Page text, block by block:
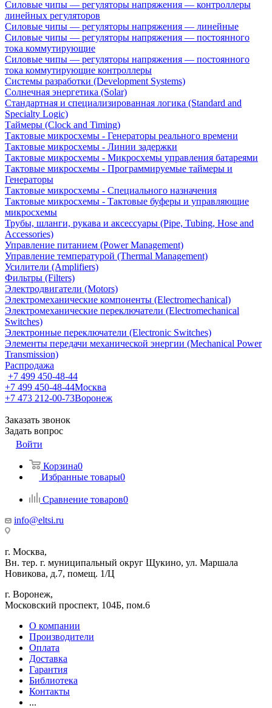
Силовые чипы — регуляторы напряжения — контроллеры
линейных регуляторов
Силовые чипы — регуляторы напряжения — линейные
Силовые чипы — регуляторы напряжения — постоянного
тока коммутирующие
Силовые чипы — регуляторы напряжения — постоянного
тока коммутирующие контроллеры
Системы разработки (Development Systems)
Солнечная энергетика (Solar)
Стандартная и специализированная логика (Standard and
Specialty Logic)
Таймеры (Clock and Timing)
Тактовые микросхемы - Генераторы реального времени
Тактовые микросхемы - Линии задержки
Тактовые микросхемы - Микросхемы управления батареями
Тактовые микросхемы - Программируемые таймеры и
Генераторы
Тактовые микросхемы - Специального назначения
Тактовые микросхемы - Тактовые буферы и управляющие
микросхемы
Трубы, шланги, рукава и аксессуары (Pipe, Tubing, Hose and
Accessories)
Управление питанием (Power Management)
Управление температурой (Thermal Management)
Усилители (Amplifiers)
Фильтры (Filters)
Электродвигатели (Motors)
Электромеханические компоненты (Electromechanical)
Электромеханические переключатели (Electromechanical
Switches)
Электронные переключатели (Electronic Switches)
Элементы передачи механической энергии (Mechanical Power
Transmission)
Распродажа
+7 499 450-48-44
+7 499 450-48-44Москва
+7 473 212-00-73Воронеж
Заказать звонок
Задать вопрос
Войти
Корзина0
Избранные товары0
Сравнение товаров0
info@eltsi.ru
г. Москва,
Вн. тер. г. муниципальный округ Щукино, ул. Маршала
Новикова, д.7, помещ. 1/Ц
г. Воронеж,
​Московский проспект, 104Б, пом.6
О компании
Производители
Оплата
Доставка
Гарантия
Библиотека
Контакты
...